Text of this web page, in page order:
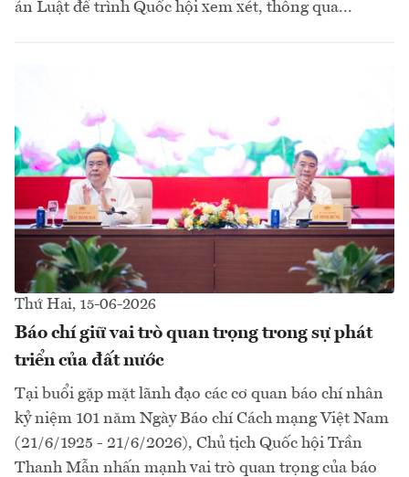
án Luật để trình Quốc hội xem xét, thông qua...
Thứ Hai, 15-06-2026
Báo chí giữ vai trò quan trọng trong sự phát
triển của đất nước
Tại buổi gặp mặt lãnh đạo các cơ quan báo chí nhân
kỷ niệm 101 năm Ngày Báo chí Cách mạng Việt Nam
(21/6/1925 - 21/6/2026), Chủ tịch Quốc hội Trần
Thanh Mẫn nhấn mạnh vai trò quan trọng của báo